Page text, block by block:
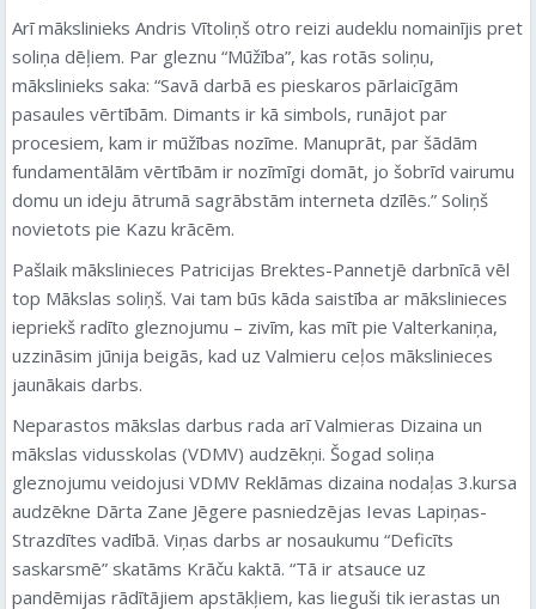
Arī mākslinieks Andris Vītoliņš otro reizi audeklu nomainījis pret
soliņa dēļiem. Par gleznu “Mūžība”, kas rotās soliņu,
mākslinieks saka: “Savā darbā es pieskaros pārlaicīgām
pasaules vērtībām. Dimants ir kā simbols, runājot par
procesiem, kam ir mūžības nozīme. Manuprāt, par šādām
fundamentālām vērtībām ir nozīmīgi domāt, jo šobrīd vairumu
domu un ideju ātrumā sagrābstām interneta dzīlēs.” Soliņš
novietots pie Kazu krācēm.
Pašlaik mākslinieces Patricijas Brektes-Pannetjē darbnīcā vēl
top Mākslas soliņš. Vai tam būs kāda saistība ar mākslinieces
iepriekš radīto gleznojumu – zivīm, kas mīt pie Valterkaniņa,
uzzināsim jūnija beigās, kad uz Valmieru ceļos mākslinieces
jaunākais darbs.
Neparastos mākslas darbus rada arī Valmieras Dizaina un
mākslas vidusskolas (VDMV) audzēkņi. Šogad soliņa
gleznojumu veidojusi VDMV Reklāmas dizaina nodaļas 3.kursa
audzēkne Dārta Zane Jēgere pasniedzējas Ievas Lapiņas-
Strazdītes vadībā. Viņas darbs ar nosaukumu “Deficīts
saskarsmē” skatāms Krāču kaktā. “Tā ir atsauce uz
pandēmijas rādītājiem apstākļiem, kas lieguši tik ierastas un